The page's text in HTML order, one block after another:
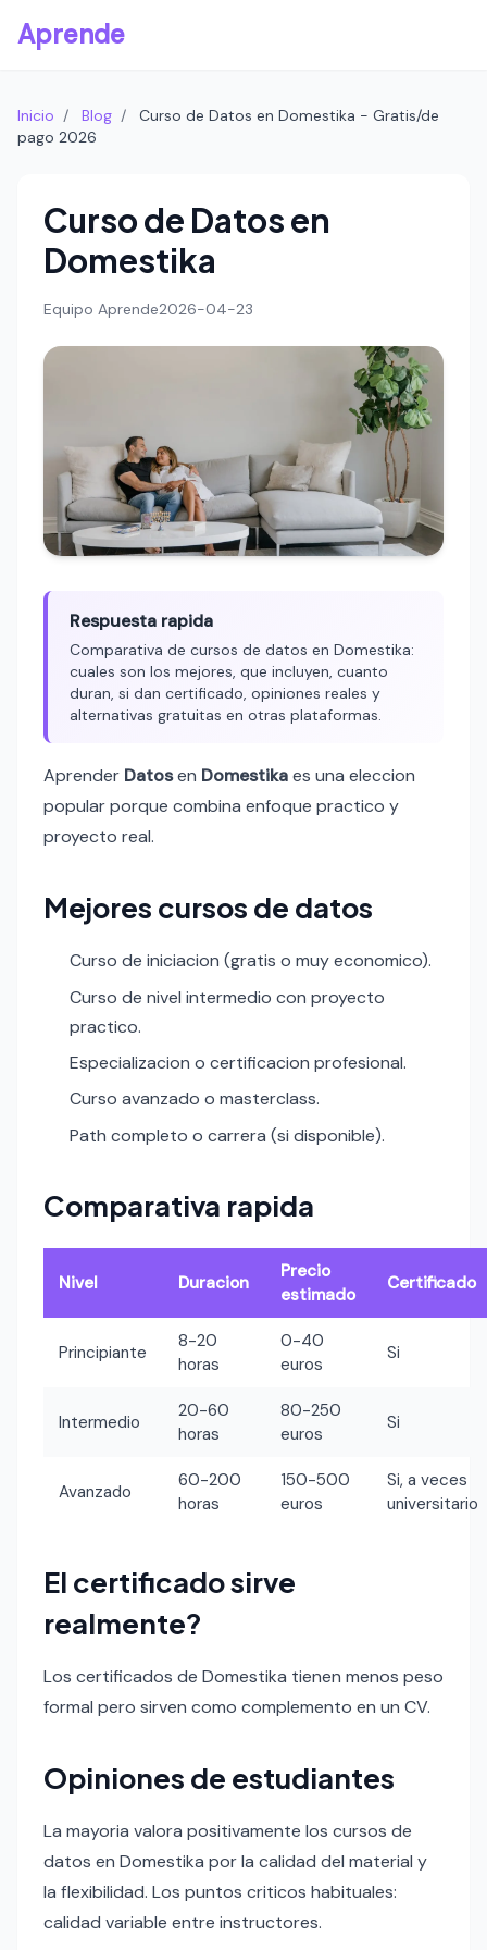
Aprende
Inicio / Blog /
Curso de Datos en Domestika - Gratis/de
pago 2026
Curso de Datos en
Domestika
Equipo Aprende2026-04-23
Respuesta rapida
Comparativa de cursos de datos en Domestika:
cuales son los mejores, que incluyen, cuanto
duran, si dan certificado, opiniones reales y
alternativas gratuitas en otras plataformas.
Aprender Datosen Domestikaes una eleccion
popular porque combina enfoque practico y
proyecto real.
Mejores cursos de datos
Curso de iniciacion (gratis o muy economico).
Curso de nivel intermedio con proyecto
practico.
Especializacion o certificacion profesional.
Curso avanzado o masterclass.
Path completo o carrera (si disponible).
Comparativa rapida
Nivel Duracion
Precio
estimado
Certificado
Principiante
8-20
horas
0-40
euros
Si
Intermedio
20-60
horas
80-250
euros
Si
Avanzado
60-200
horas
150-500
euros
Si, a veces
universitario
El certificado sirve
realmente?
Los certificados de Domestika tienen menos peso
formal pero sirven como complemento en un CV.
Opiniones de estudiantes
La mayoria valora positivamente los cursos de
datos en Domestika por la calidad del material y
la flexibilidad. Los puntos criticos habituales:
calidad variable entre instructores.